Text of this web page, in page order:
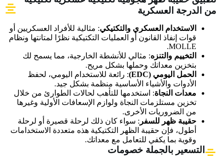
من الدرجة العسكرية
الاستخدام العسكري والتكتيكي: مثالية للأفراد العسكريين أو
قوات إنفاذ القانون أو العمليات التكتيكية نظرًا لمتانتها ونظام
MOLLE.
التخييم والتنزه: مثالي للأنشطة الخارجية، مما يسمح لك
بتخزين معداتك وحملها بشكل مريح.
الحمل اليومي (EDC)
: رائعة للاستخدام اليومي، لحفظ
الأدوات والأشياء الأساسية منظمة بشكل جيد.
معدات النجاة: استخدمها للتأهب لحالات الطوارئ من خلال
تخزين مستلزمات النجاة ولوازم الإسعافات الأولية وغيرها
من الضروريات الأخرى.
حقيبة ظهر للسفر : سواء كان ذلك لرحلة قصيرة أو لرحلة
أطول، فإن حقيبة الظهر التكتيكية هذه متعددة الاستخدامات
وقوية بما يكفي للتعامل مع معداتك.
التسعير بالجملة خصومات